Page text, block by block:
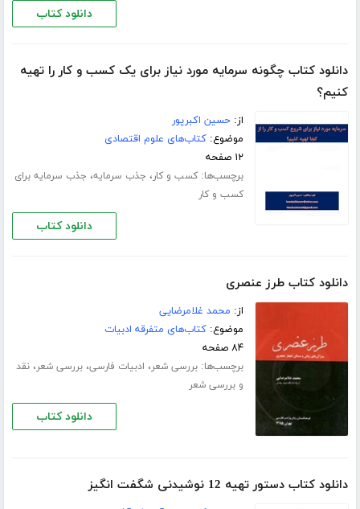
دانلود کتاب
دانلود کتاب چگونه سرمایه مورد نیاز برای یک کسب و کار را تهیه
کنیم؟
از:حسین اکبرپور
موضوع:کتاب‌های علوم اقتصادی
۱۲ صفحه
برچسب‌ها:کسب و کار، جذب سرمایه، جذب سرمایه برای
کسب و کار
دانلود کتاب
دانلود کتاب طرز عنصری
از: محمد غلامرضایی
موضوع:کتاب‌های متفرقه ادبیات
۸۴ صفحه
برچسب‌ها:بررسی شعر، ادبیات فارسی،بررسی شعر،نقد
و بررسی شعر
دانلود کتاب
دانلود کتاب دستور تهیه 12 نوشیدنی شگفت انگیز